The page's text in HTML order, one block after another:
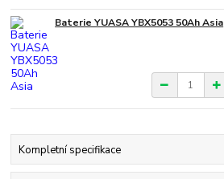
Baterie YUASA YBX5053 50Ah Asia
Kompletní specifikace